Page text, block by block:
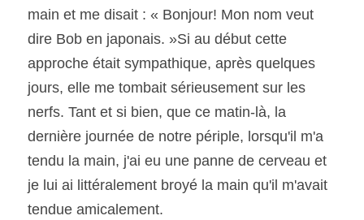
main et me disait : « Bonjour! Mon nom veut
dire Bob en japonais. »Si au début cette
approche était sympathique, après quelques
jours, elle me tombait sérieusement sur les
nerfs. Tant et si bien, que ce matin-là, la
dernière journée de notre périple, lorsqu'il m'a
tendu la main, j'ai eu une panne de cerveau et
je lui ai littéralement broyé la main qu'il m'avait
tendue amicalement.